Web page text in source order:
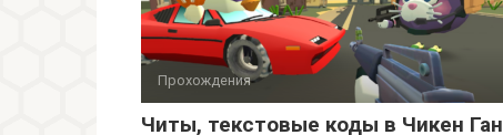
Прохождения
Читы, текстовые коды в Чикен Ган